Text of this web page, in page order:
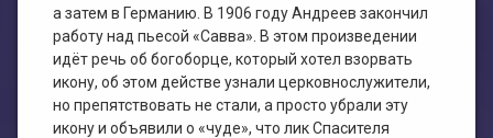
а затем в Германию. В 1906 году Андреев закончил
работу над пьесой «Савва». В этом произведении
идёт речь об богоборце, который хотел взорвать
икону, об этом действе узнали церковнослужители,
но препятствовать не стали, а просто убрали эту
икону и объявили о «чуде», что лик Спасителя